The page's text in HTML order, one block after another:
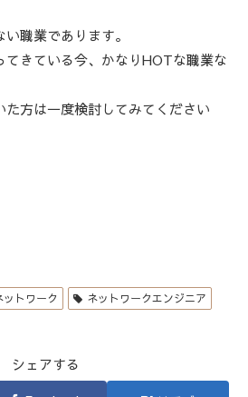
職業であります。
てきている今、かなりHOTな職業な
た方は一度検討してみてください
ットワーク
ネットワークエンジニア
シェアする